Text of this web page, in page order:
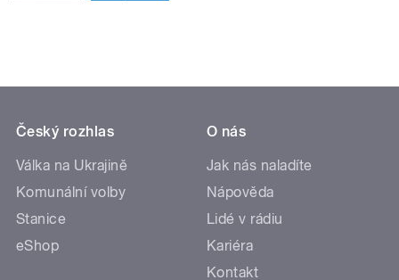
Český rozhlas
Válka na Ukrajině
Komunální volby
Stanice
eShop
O nás
Jak nás naladíte
Nápověda
Lidé v rádiu
Kariéra
Kontakt